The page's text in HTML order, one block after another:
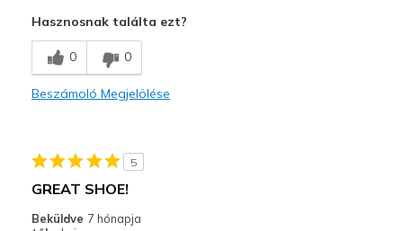
Legjobb használat
Casual Wear
View On Shoes
Shoes are for Wearing
Hasznosnak találta ezt?
0 0
Beszámoló Megjelölése
5
GREAT SHOE!
Beküldve 7 hónapja